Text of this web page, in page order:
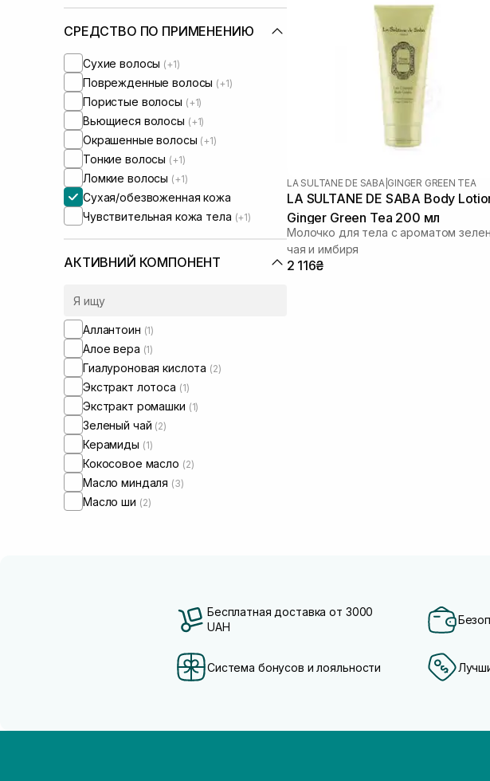
СРЕДСТВО ПО ПРИМЕНЕНИЮ
Сухие волосы (+1)
Поврежденные волосы (+1)
Пористые волосы (+1)
Вьющиеся волосы (+1)
Окрашенные волосы (+1)
Тонкие волосы (+1)
Ломкие волосы (+1)
Сухая/обезвоженная кожа
Чувствительная кожа тела (+1)
АКТИВНИЙ КОМПОНЕНТ
Аллантоин (1)
Алое вера (1)
Гиалуроновая кислота (2)
Экстракт лотоса (1)
Экстракт ромашки (1)
Зеленый чай (2)
Керамиды (1)
Кокосовое масло (2)
Масло миндаля (3)
Масло ши (2)
LA SULTANE DE SABA GINGER GREEN TEA
LA SULTANE DE SABA Body
Ginger Green Tea 200 мл
Молочко для тела с ароматом
чая и имбиря
2 116₴
Бесплатная доставка от 3000
UAH
Система бонусов и лояльности